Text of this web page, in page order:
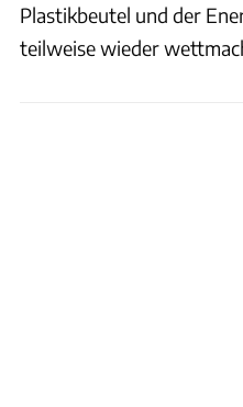
Plastikbeutel und der
teilweise wieder